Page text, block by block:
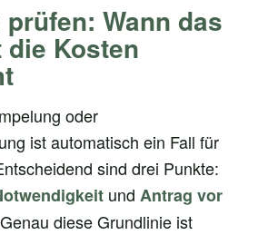
Wann das
Kosten
oder
ist automatisch ein Fall für
sind drei Punkte:
und Antrag vor
diese Grundlinie ist